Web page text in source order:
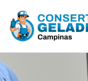
para